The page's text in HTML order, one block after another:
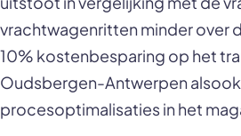
vrachtwagenritten minder over
10% kostenbesparing op het
Oudsbergen-Antwerpen
procesoptimalisaties in het